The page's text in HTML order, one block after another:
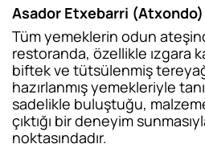
Asador Etxebarri
Tüm yemeklerin odun
restoranda, özellikle ızgara
biftek ve tütsülenmiş
hazırlanmış yemekleriyle
sadelikle buluştuğu,
çıktığı bir deneyim
noktasındadır.